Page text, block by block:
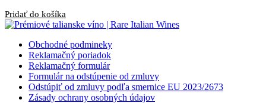
Pridať do košíka
Obchodné podmineky
Reklamačný poriadok
Reklamačný formulár
Formulár na odstúpenie od zmluvy
Odstúpiť od zmluvy podľa smernice EU 2023/2673
Zásady ochrany osobných údajov